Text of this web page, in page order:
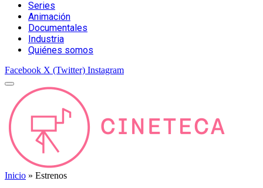
Series
Animación
Documentales
Industria
Quiénes somos
Facebook X (Twitter) Instagram
Inicio » Estrenos